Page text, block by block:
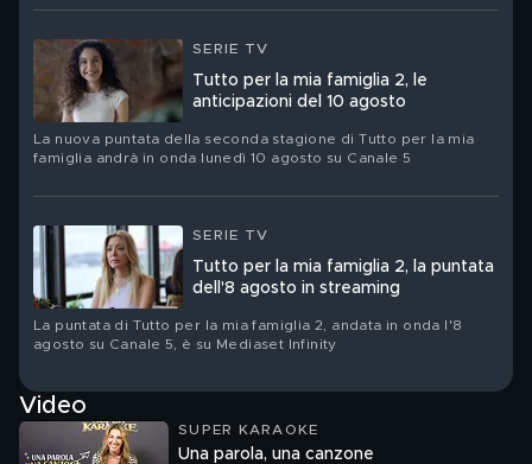
SERIE TV
Tutto per la mia famiglia 2, le
anticipazioni del 10 agosto
La nuova puntata della seconda stagione di Tutto per la mia
famiglia andrà in onda lunedì 10 agosto su Canale 5
SERIE TV
Tutto per la mia famiglia 2, la puntata
dell'8 agosto in streaming
La puntata di Tutto per la mia famiglia 2, andata in onda l'8
agosto su Canale 5, è su Mediaset Infinity
Video
SUPER KARAOKE
Una parola, una canzone